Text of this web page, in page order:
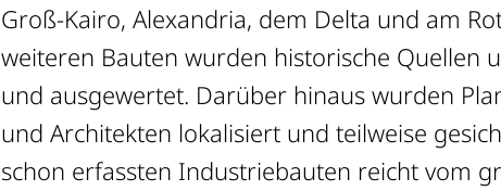
Groß-Kairo, Alexandria, dem Delta und am
weiteren Bauten wurden historische Quellen
und ausgewertet. Darüber hinaus wurden
und Architekten lokalisiert und teilweise
schon erfassten Industriebauten reicht vom